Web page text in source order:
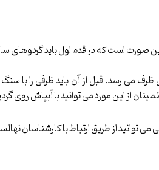
است که در قدم اول باید گردوهای سالم را به مدت 48 ساعت داخل آب نگه داری کرد. پس از این مدت یک
ظرف می رسد. قبل از آن باید ظرفی را با
از این مورد می توانید با آبپاش روی
توانید از طریق ارتباط با کارشناسان